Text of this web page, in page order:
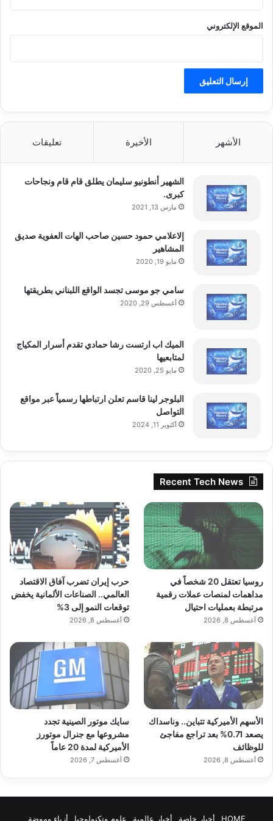
ا
ل
ح
ب
الموقع الإلكتروني
الأشهر الأخيرة تعليقات
الشهير أنطونيو سليمان يطلق قام قام ونجاحات
كبرى.
مارس 13, 2021
إلاعلامي حمود حسين صاحب الهات العفوية صديق
المشاهير
مايو 19, 2020
سامي جو موسى تجسد الواقع اللبناني بطريقتها
أغسطس 29, 2020
الميك اب ارتست رشا حمادي تقدم أسرار المكياج
لمتابعيها
مايو 25, 2020
البلوجر لينا قاسم تعلن ارتباطها رسمياً عبر مواقع
التواصل
أكتوبر 11, 2024
Recent Tech News
روسيا تعتقل 20 شخصاً في
مداهمات لمنصات عملات رقمية
مرتبطة بعمليات احتيال
أغسطس 8, 2026
حرب إيران تضرب آفاق الاقتصاد
العالمي.. الصناعات الألمانية يخفض
توقعات النمو إلى 3%
أغسطس 8, 2026
الأسهم الأميركية تتباين.. وناسداك
يصعد 0.71% بعد تراجع مفاجئ
للوظائف
أغسطس 8, 2026
سايك موتور الصينية تجدد
مشروعها مع جنرال موتورز
الأميركية لمدة 20 عاماً
أغسطس 7, 2026
HOME أخبار خاصة أخبار عالمية علوم وتكنولوجيا أزياء وموضة